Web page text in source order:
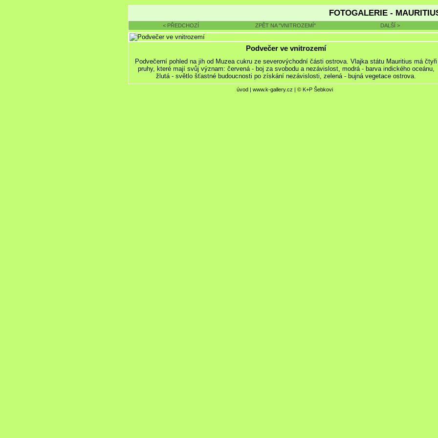
FOTOGALERIE -
< PŘEDCHOZÍ ZPĚT NA "VNITROZEMÍ" DALŠÍ >
Podvečer ve vnitrozemí
Podvečerní pohled na jih od Muzea cukru ze severovýchodní části ostrova. Vlajka státu Mauritius má čtyři
pruhy, které mají svůj význam: červená - boj za svobodu a nezávislost, modrá - barva indického oceánu,
žlutá - světlo šťastné budoucnosti po získání nezávislosti, zelená - bujná vegetace ostrova.
úvod| www.k-gallery.cz | © K+P Šebkovi